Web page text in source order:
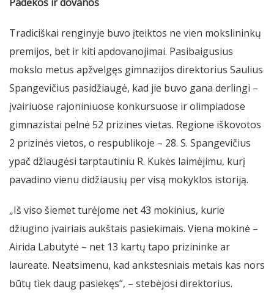
Tradiciškai renginyje buvo įteiktos ne vien mokslininkų
premijos, bet ir kiti apdovanojimai. Pasibaigusius
mokslo metus apžvelgęs gimnazijos direktorius Saulius
Spangevičius pasidžiaugė, kad jie buvo gana derlingi –
įvairiuose rajoniniuose konkursuose ir olimpiadose
gimnazistai pelnė 52 prizines vietas. Regione iškovotos
2 prizinės vietos, o respublikoje – 28. S. Spangevičius
ypač džiaugėsi tarptautiniu R. Kukės laimėjimu, kurį
pavadino vienu didžiausių per visą mokyklos istoriją.
„Iš viso šiemet turėjome net 43 mokinius, kurie
džiugino įvairiais aukštais pasiekimais. Viena mokinė –
Airida Labutytė – net 13 kartų tapo prizininke ar
laureate. Neatsimenu, kad ankstesniais metais kas nors
būtų tiek daug pasiekęs“, – stebėjosi direktorius.